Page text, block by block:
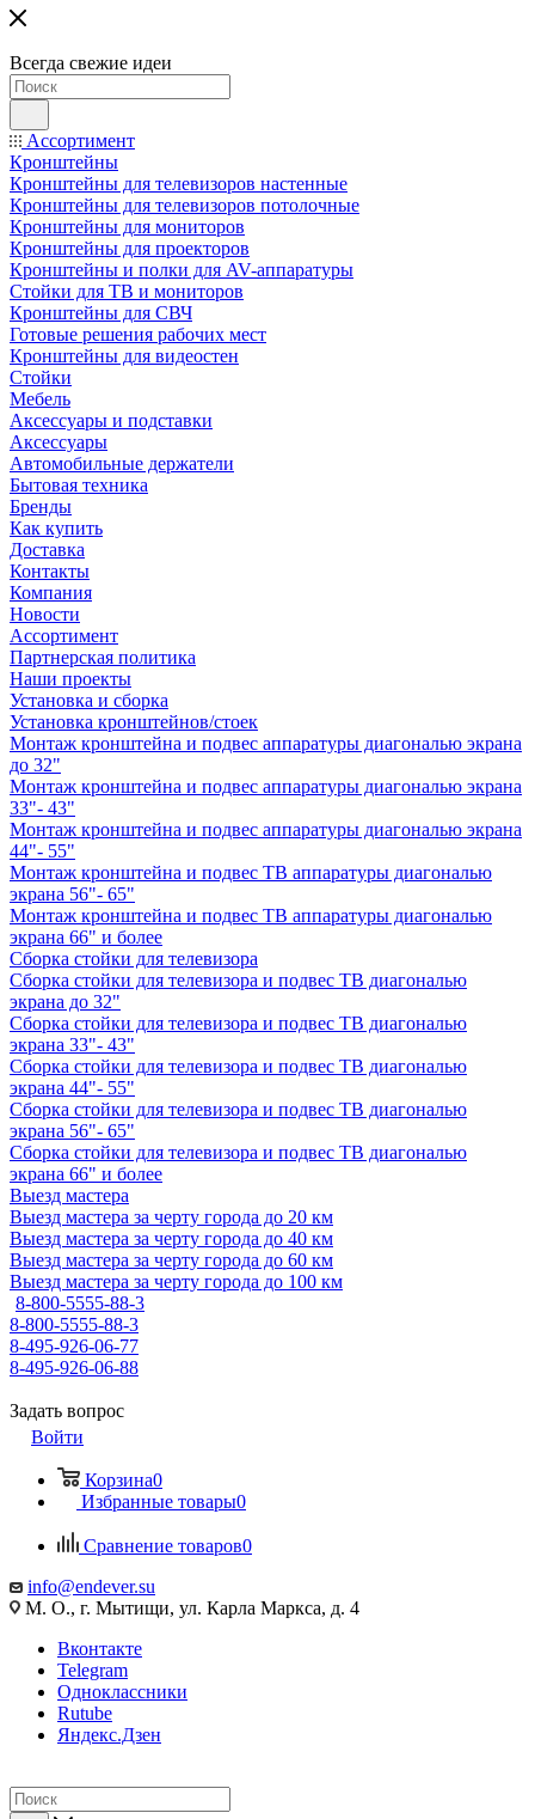
Всегда свежие идеи
Ассортимент
Кронштейны
Кронштейны для телевизоров настенные
Кронштейны для телевизоров потолочные
Кронштейны для мониторов
Кронштейны для проекторов
Кронштейны и полки для AV-аппаратуры
Стойки для ТВ и мониторов
Кронштейны для СВЧ
Готовые решения рабочих мест
Кронштейны для видеостен
Стойки
Мебель
Аксессуары и подставки
Аксессуары
Автомобильные держатели
Бытовая техника
Бренды
Как купить
Доставка
Контакты
Компания
Новости
Ассортимент
Партнерская политика
Наши проекты
Установка и сборка
Установка кронштейнов/стоек
Монтаж кронштейна и подвес аппаратуры диагональю экрана
до 32"
Монтаж кронштейна и подвес аппаратуры диагональю экрана
33"- 43"
Монтаж кронштейна и подвес аппаратуры диагональю экрана
44"- 55"
Монтаж кронштейна и подвес ТВ аппаратуры диагональю
экрана 56"- 65"
Монтаж кронштейна и подвес ТВ аппаратуры диагональю
экрана 66" и более
Сборка стойки для телевизора
Сборка стойки для телевизора и подвес ТВ диагональю
экрана до 32"
Сборка стойки для телевизора и подвес ТВ диагональю
экрана 33"- 43"
Сборка стойки для телевизора и подвес ТВ диагональю
экрана 44"- 55"
Сборка стойки для телевизора и подвес ТВ диагональю
экрана 56"- 65"
Сборка стойки для телевизора и подвес ТВ диагональю
экрана 66" и более
Выезд мастера
Выезд мастера за черту города до 20 км
Выезд мастера за черту города до 40 км
Выезд мастера за черту города до 60 км
Выезд мастера за черту города до 100 км
8-800-5555-88-3
8-800-5555-88-3
8-495-926-06-77
8-495-926-06-88
Задать вопрос
Войти
Корзина0
Избранные товары0
Сравнение товаров0
info@endever.su
М. О., г. Мытищи, ул. Карла Маркса, д. 4
Вконтакте
Telegram
Одноклассники
Rutube
Яндекс.Дзен